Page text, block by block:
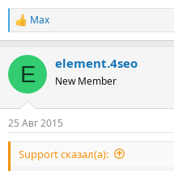
Р
е
к
и
Max
E element.4seo
New Member
25 Авг 2015
Support сказал(а):